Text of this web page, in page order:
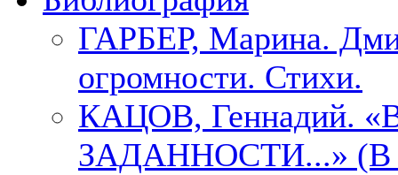
ГАРБЕР, Марина.
огромности. Стихи.
КАЦОВ, Геннадий.
ЗАДАННОСТИ...» (В